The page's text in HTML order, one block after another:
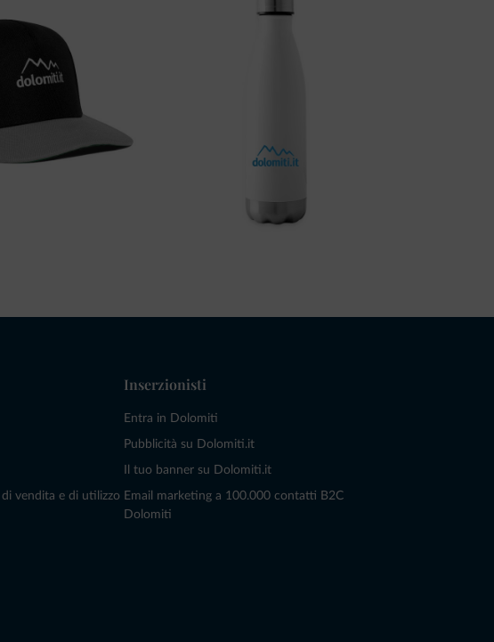
vendita e di utilizzo
Inserzionisti
Entra in Dolomiti
Pubblicità su Dolomiti.it
Il tuo banner su Dolomiti.it
Email marketing a 100.000 contatti B2C
Dolomiti